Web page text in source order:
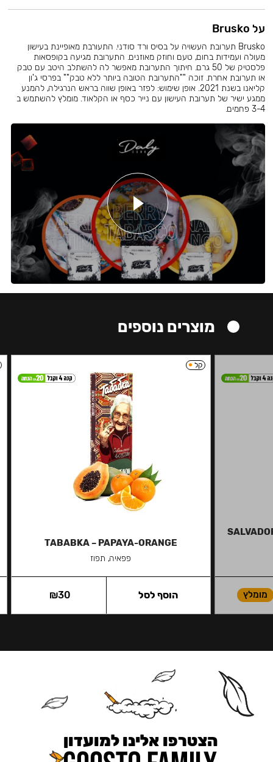
על Brusko
Brusko תערובת העשויה על בסיס ורד סודני. התעורבת מאופיינת בעישון
מעולה ועמידות בחום, טעם וחוזק מאוזנים. התערובת מגיעה בקופסאות
פלסטיק של 50 גרם. חיתוך התערובת מאפשר לה להשתלב היטב עם טבק
או תערובת אחרת. זוכה ""התערובת הטובה ביותר ללא טבק"" בפרסי ג'ון
קליאנו בשנת 2021. אופן שימוש: לפזר באופן שווה בראש הנרגילה, להמנע
ממגע ישיר של תערובת העישון עם נייר כסף או הקלאוד. מומלץ להשתמש ב
3-4 פחמים.
מוצרים נוספים
מומלץ
קל
TABABKA – PAPAYA-ORANGE
פפאיה, תפוז
₪30 הוסף לסל
הצטרפו אלינו למועדון